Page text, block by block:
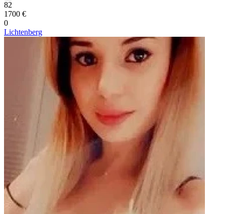
82
1700 €
0
Lichtenberg